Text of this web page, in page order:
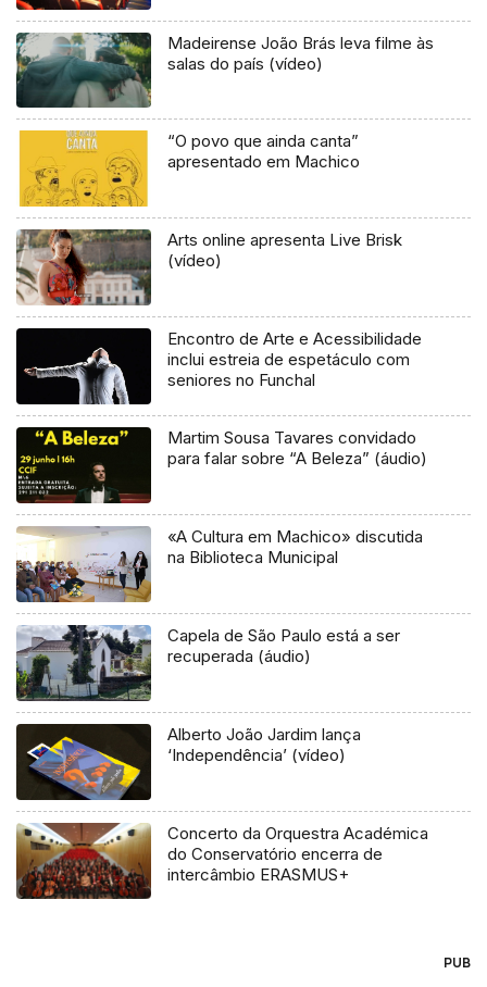
Madeirense João Brás leva filme às
salas do país (vídeo)
“O povo que ainda canta”
apresentado em Machico
Arts online apresenta Live Brisk
(vídeo)
Encontro de Arte e Acessibilidade
inclui estreia de espetáculo com
seniores no Funchal
Martim Sousa Tavares convidado
para falar sobre “A Beleza” (áudio)
«A Cultura em Machico» discutida
na Biblioteca Municipal
Capela de São Paulo está a ser
recuperada (áudio)
Alberto João Jardim lança
‘Independência’ (vídeo)
Concerto da Orquestra Académica
do Conservatório encerra de
intercâmbio ERASMUS+
PUB